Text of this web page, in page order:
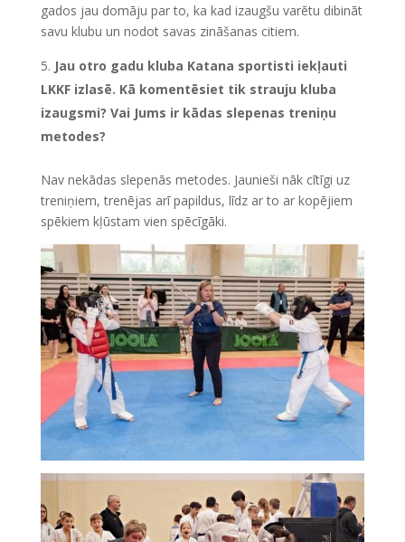
gados jau domāju par to, ka kad izaugšu varētu dibināt
savu klubu un nodot savas zināšanas citiem.
Jau otro gadu kluba Katana sportisti iekļauti
LKKF izlasē. Kā komentēsiet tik strauju kluba
izaugsmi? Vai Jums ir kādas slepenas treniņu
metodes?
Nav nekādas slepenās metodes. Jaunieši nāk cītīgi uz
treniņiem, trenējas arī papildus, līdz ar to ar kopējiem
spēkiem kļūstam vien spēcīgāki.